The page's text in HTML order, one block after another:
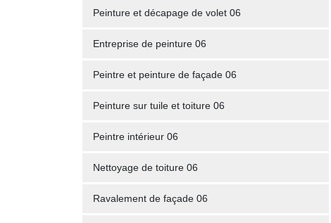
Peinture et décapage de volet 06
Entreprise de peinture 06
Peintre et peinture de façade 06
Peinture sur tuile et toiture 06
Peintre intérieur 06
Nettoyage de toiture 06
Ravalement de façade 06